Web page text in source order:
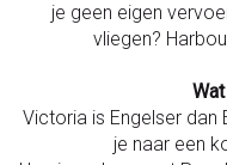
je geen eigen
vliegen?
Victoria is Engelser
je naar een